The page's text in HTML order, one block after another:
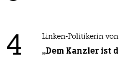
4 Linken-Politikerin
„Dem Kanzler ist